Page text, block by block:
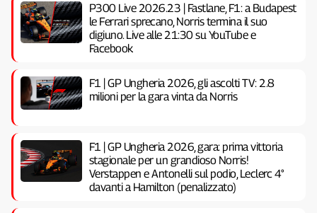
P300 Live 2026.23 | Fastlane, F1: a Budapest
le Ferrari sprecano, Norris termina il suo
digiuno. Live alle 21:30 su YouTube e
Facebook
F1 | GP Ungheria 2026, gli ascolti TV: 2.8
milioni per la gara vinta da Norris
F1 | GP Ungheria 2026, gara: prima vittoria
stagionale per un grandioso Norris!
Verstappen e Antonelli sul podio, Leclerc 4°
davanti a Hamilton (penalizzato)